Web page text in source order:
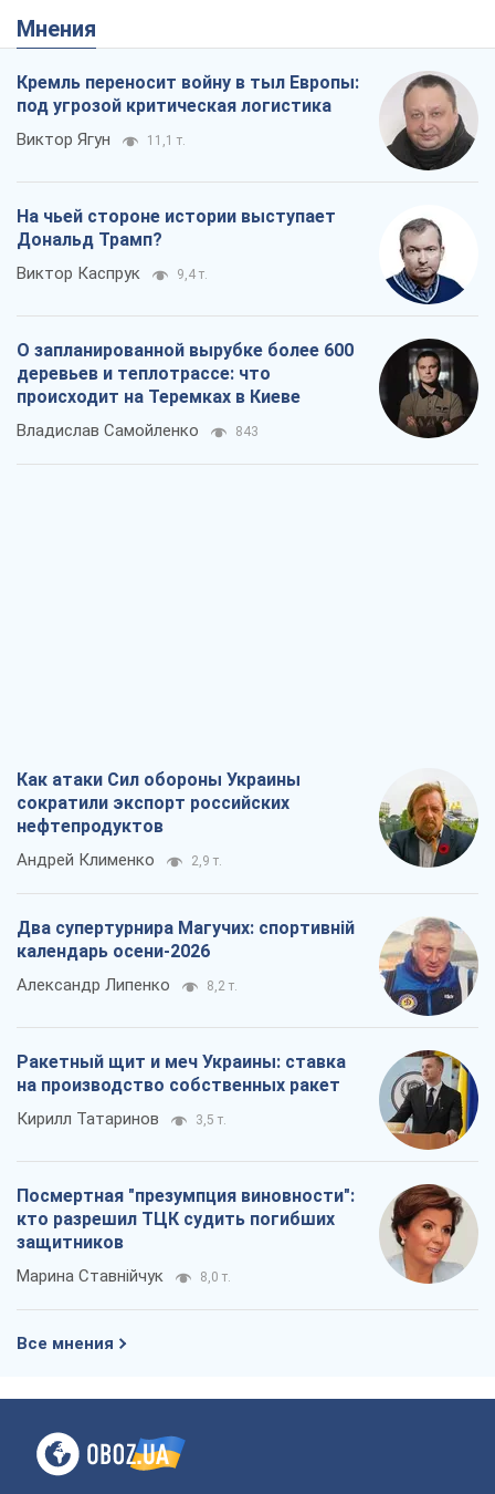
Мнения
Кремль переносит войну в тыл Европы:
под угрозой критическая логистика
Виктор Ягун 11,1 т.
На чьей стороне истории выступает
Дональд Трамп?
Виктор Каспрук 9,4 т.
О запланированной вырубке более 600
деревьев и теплотрассе: что
происходит на Теремках в Киеве
Владислав Самойленко 843
Как атаки Сил обороны Украины
сократили экспорт российских
нефтепродуктов
Андрей Клименко 2,9 т.
Два супертурнира Магучих: спортивній
календарь осени-2026
Александр Липенко 8,2 т.
Ракетный щит и меч Украины: ставка
на производство собственных ракет
Кирилл Татаринов 3,5 т.
Посмертная "презумпция виновности":
кто разрешил ТЦК судить погибших
защитников
Марина Ставнійчук 8,0 т.
Все мнения